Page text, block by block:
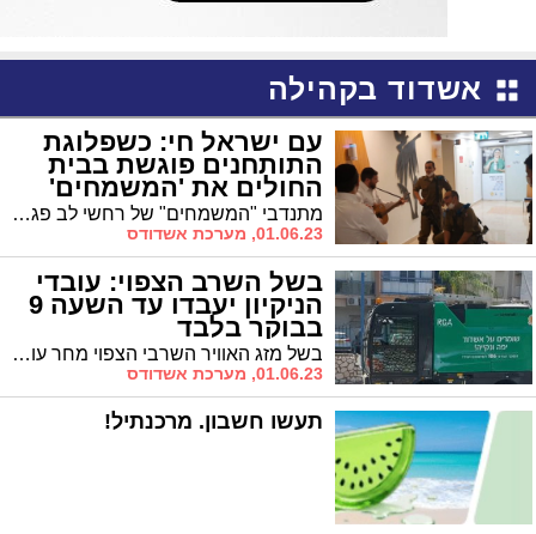
אשדוד בקהילה
עם ישראל חי: כשפלוגת
התותחנים פוגשת בבית
החולים את 'המשמחים'
(וידאו) מתנדבי "המשמחים" של רחשי לב פגשו במסדרונות 'שיבא' את חיילי התותחנים. צפו
01.06.23, מערכת אשדודס
בשל השרב הצפוי: עובדי
הניקיון יעבדו עד השעה 9
בבוקר בלבד
בשל מזג האוויר השרבי הצפוי מחר עובדי הניקיון ברחובות העיר יעבדו עד השעה 09:00 בבוקר * ראש העיר ד"ר לסרי: "שמרו על עצמכם"
01.06.23, מערכת אשדודס
תעשו חשבון. מרכנתיל!